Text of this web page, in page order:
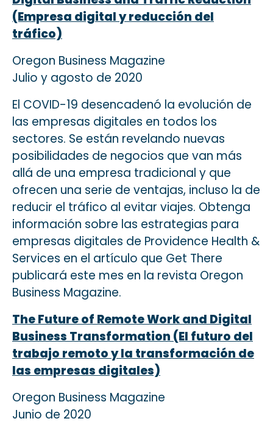
(Empresa digital y reducción del
tráfico)
Oregon Business Magazine
Julio y agosto de 2020
El COVID-19 desencadenó la evolución de
las empresas digitales en todos los
sectores. Se están revelando nuevas
posibilidades de negocios que van más
allá de una empresa tradicional y que
ofrecen una serie de ventajas, incluso la de
reducir el tráfico al evitar viajes. Obtenga
información sobre las estrategias para
empresas digitales de Providence Health &
Services en el artículo que Get There
publicará este mes en la revista Oregon
Business Magazine.
The Future of Remote Work and Digital
Business Transformation (El futuro del
trabajo remoto y la transformación de
las empresas digitales)
Oregon Business Magazine
Junio de 2020